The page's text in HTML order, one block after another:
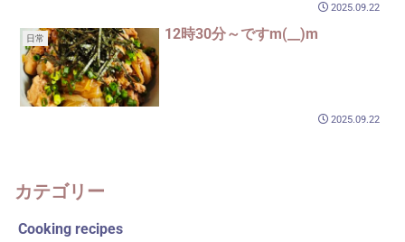
2025.09.22
日常 12時30分～ですm(__)m
2025.09.22
カテゴリー
Cooking recipes